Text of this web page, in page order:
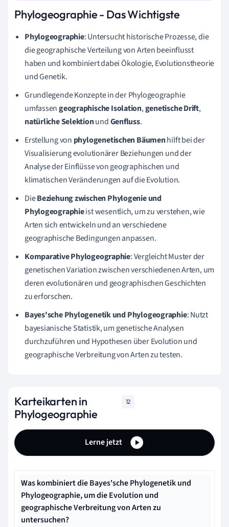
Phylogeographie - Das Wichtigste
Phylogeographie: Untersucht historische Prozesse, die
die geographische Verteilung von Arten beeinflusst
haben und kombiniert dabei Ökologie, Evolutionstheorie
und Genetik.
Grundlegende Konzepte in der Phylogeographie
umfassengeographische Isolation,genetische Drift,
natürliche SelektionundGenfluss.
Erstellung von phylogenetischen Bäumenhilft bei der
Visualisierung evolutionärer Beziehungen und der
Analyse der Einflüsse von geographischen und
klimatischen Veränderungen auf die Evolution.
DieBeziehung zwischen Phylogenie und
Phylogeographieist wesentlich, um zu verstehen, wie
Arten sich entwickeln und an verschiedene
geographische Bedingungen anpassen.
Komparative Phylogeographie: Vergleicht Muster der
genetischen Variation zwischen verschiedenen Arten, um
deren evolutionären und geographischen Geschichten
zu erforschen.
Bayes'sche Phylogenetik und Phylogeographie: Nutzt
bayesianische Statistik, um genetische Analysen
durchzuführen und Hypothesen über Evolution und
geographische Verbreitung von Arten zu testen.
Karteikarten in
Phylogeographie
12
Lerne jetzt
Was kombiniert die Bayes'sche Phylogenetik und
Phylogeographie, um die Evolution und
geographische Verbreitung von Arten zu
untersuchen?